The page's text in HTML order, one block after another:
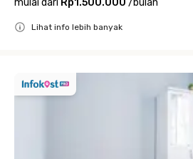
Lihat info lebih banyak